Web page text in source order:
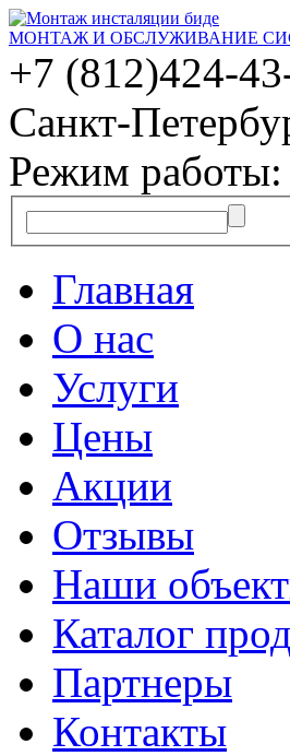
МОНТАЖ И ОБСЛУЖИВАНИЕ
+7 (812)424-
Санкт-
Режим
Главная
О нас
Услуги
Цены
Акции
Отзывы
Наши
Каталог
Партнеры
Контакты